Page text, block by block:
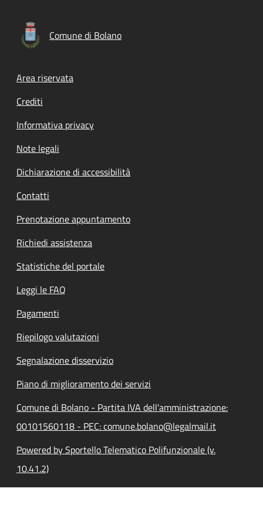
Comune di Bolano
Footer menu
Area riservata
Crediti
Informativa privacy
Note legali
Dichiarazione di accessibilità
Contatti
Prenotazione appuntamento
Richiedi assistenza
Statistiche del portale
Leggi le FAQ
Pagamenti
Riepilogo valutazioni
Segnalazione disservizio
Piano di miglioramento dei servizi
Comune di Bolano - Partita IVA dell'amministrazione:
00101560118 - PEC: comune.bolano@legalmail.it
Powered by Sportello Telematico Polifunzionale (v.
10.41.2)